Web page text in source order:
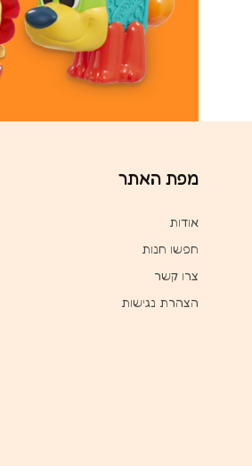
מפת האתר
אודות
חפשו חנות
צרו קשר
הצהרת נגישות